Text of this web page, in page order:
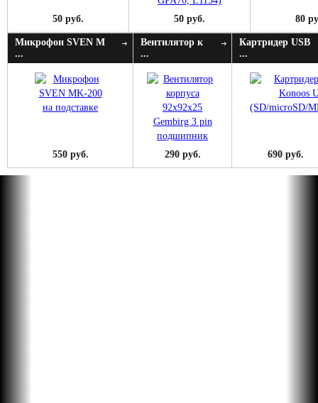
50 руб. 50 руб. 80
Микрофон SVEN M
...
550 руб.
Вентилятор к
...
290 руб.
Картридер USB
...
690 руб.